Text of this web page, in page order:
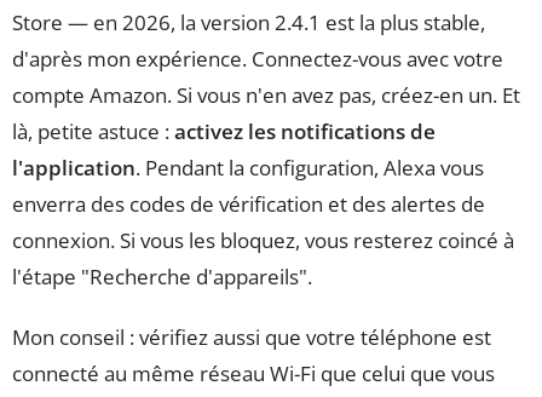
Store — en 2026, la version 2.4.1 est la plus stable,
d'après mon expérience. Connectez-vous avec votre
compte Amazon. Si vous n'en avez pas, créez-en un. Et
là, petite astuce :activez les notifications de
l'application. Pendant la configuration, Alexa vous
enverra des codes de vérification et des alertes de
connexion. Si vous les bloquez, vous resterez coincé à
l'étape "Recherche d'appareils".
Mon conseil : vérifiez aussi que votre téléphone est
connecté au même réseau Wi-Fi que celui que vous